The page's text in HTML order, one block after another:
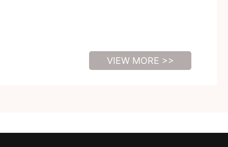
VIEW MORE >>